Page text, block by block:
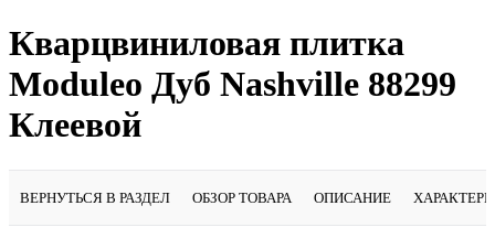
Кварцвиниловая плитка
Moduleo Дуб Nashville 88299
Клеевой
ВЕРНУТЬСЯ В РАЗДЕЛ ОБЗОР ТОВАРА ОПИСАНИЕ